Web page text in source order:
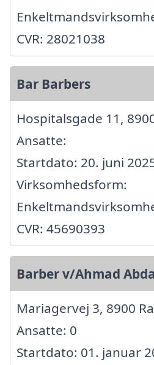
CVR: 28021038
Bar Barbers
Hospitalsgade 11,
Ansatte:
Startdato: 20. juni
Virksomhedsform:
CVR: 45690393
Barber v/Ahmad
Mariagervej 3, 8900
Ansatte: 0
Startdato: 01. januar